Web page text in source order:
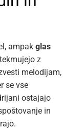
ampak glas
z
melodijam,
se vse
ostajajo
in